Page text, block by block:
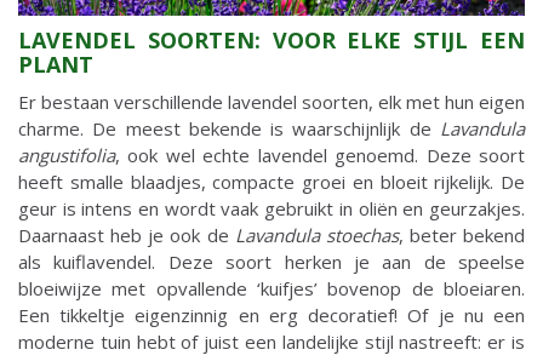
LAVENDEL SOORTEN: VOOR ELKE STIJL EEN
PLANT
Er bestaan verschillende lavendel soorten, elk met hun eigen
charme. De meest bekende is waarschijnlijk de Lavandula
angustifolia, ook wel echte lavendel genoemd. Deze soort
heeft smalle blaadjes, compacte groei en bloeit rijkelijk. De
geur is intens en wordt vaak gebruikt in oliën en geurzakjes.
Daarnaast heb je ook de Lavandula stoechas, beter bekend
als kuiflavendel. Deze soort herken je aan de speelse
bloeiwijze met opvallende ‘kuifjes’ bovenop de bloeiaren.
Een tikkeltje eigenzinnig en erg decoratief! Of je nu een
moderne tuin hebt of juist een landelijke stijl nastreeft: er is